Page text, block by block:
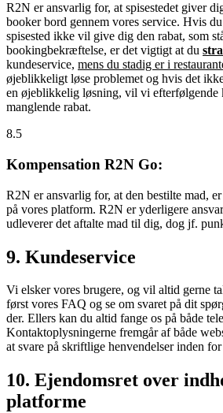
R2N er ansvarlig for, at spisestedet giver
booker bord gennem vores service. Hvis
spisested ikke vil give dig den rabat, som
bookingbekræftelse, er det vigtigt at du
kundeservice, mens du stadig er i
øjeblikkeligt løse problemet og hvis det
en øjeblikkelig løsning, vil vi efterfølgende
manglende rabat.
8.5
Kompensation R2N Go:
R2N er ansvarlig for, at den bestilte mad,
på vores platform. R2N er yderligere
udleverer det aftalte mad til dig, dog jf.
9. Kundeservice
Vi elsker vores brugere, og vil altid gerne
først vores FAQ og se om svaret på dit
der. Ellers kan du altid fange os på både
Kontaktoplysningerne fremgår af både
at svare på skriftlige henvendelser inden
10. Ejendomsret over
platforme